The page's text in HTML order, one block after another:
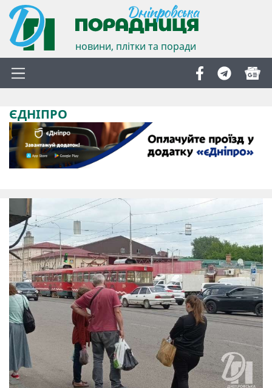
новини, плітки та поради
ЄДНІПРО